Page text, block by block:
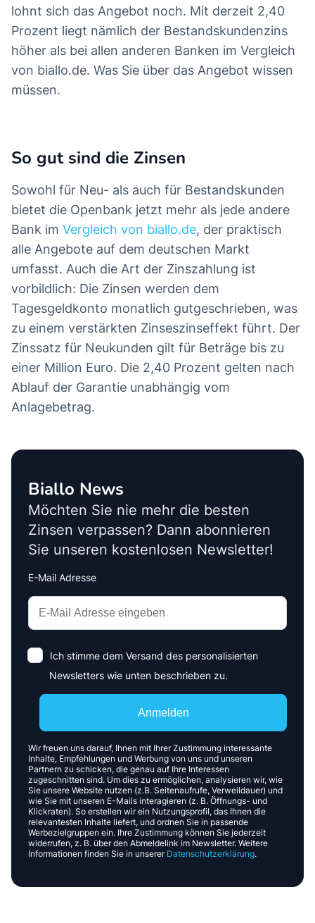
lohnt sich das Angebot noch. Mit derzeit 2,40
Prozent liegt nämlich der Bestandskundenzins
höher als bei allen anderen Banken im Vergleich
von biallo.de. Was Sie über das Angebot wissen
müssen.
So gut sind die Zinsen
Sowohl für Neu- als auch für Bestandskunden
bietet die Openbank jetzt mehr als jede andere
Bank im Vergleich von biallo.de, der praktisch
alle Angebote auf dem deutschen Markt
umfasst. Auch die Art der Zinszahlung ist
vorbildlich: Die Zinsen werden dem
Tagesgeldkonto monatlich gutgeschrieben, was
zu einem verstärkten Zinseszinseffekt führt. Der
Zinssatz für Neukunden gilt für Beträge bis zu
einer Million Euro. Die 2,40 Prozent gelten nach
Ablauf der Garantie unabhängig vom
Anlagebetrag.
Biallo News
Möchten Sie nie mehr die besten
Zinsen verpassen? Dann abonnieren
Sie unseren kostenlosen Newsletter!
E-Mail Adresse
Interests
Amount
Anmelden
Ich stimme dem Versand des personalisierten
Newsletters wie unten beschrieben zu.
Wir freuen uns darauf, Ihnen mit Ihrer Zustimmung interessante
Inhalte, Empfehlungen und Werbung von uns und unseren
Partnern zu schicken, die genau auf Ihre Interessen
zugeschnitten sind. Um dies zu ermöglichen, analysieren wir, wie
Sie unsere Website nutzen (z.B. Seitenaufrufe, Verweildauer) und
wie Sie mit unseren E-Mails interagieren (z. B. Öffnungs- und
Klickraten). So erstellen wir ein Nutzungsprofil, das Ihnen die
relevantesten Inhalte liefert, und ordnen Sie in passende
Werbezielgruppen ein. Ihre Zustimmung können Sie jederzeit
widerrufen, z. B. über den Abmeldelink im Newsletter. Weitere
Informationen finden Sie in unserer Datenschutzerklärung.